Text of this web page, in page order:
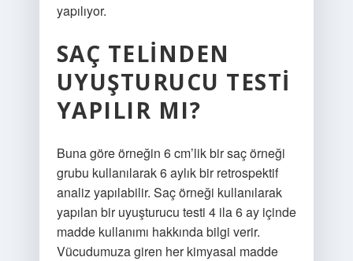
yapılıyor.
SAÇ TELINDEN
UYUŞTURUCU TESTI
YAPILIR MI?
Buna göre örneğin 6 cm’lik bir saç örneği
grubu kullanılarak 6 aylık bir retrospektif
analiz yapılabilir. Saç örneği kullanılarak
yapılan bir uyuşturucu testi 4 ila 6 ay içinde
madde kullanımı hakkında bilgi verir.
Vücudumuza giren her kimyasal madde